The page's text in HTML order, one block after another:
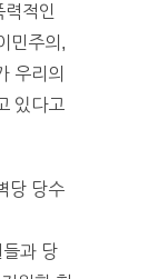
적인
민주의,
우리의
있다고
당 당수
과 당